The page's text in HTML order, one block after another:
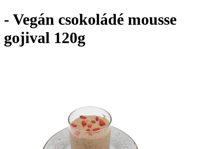
- Vegán csokoládé mousse
gojival 120g